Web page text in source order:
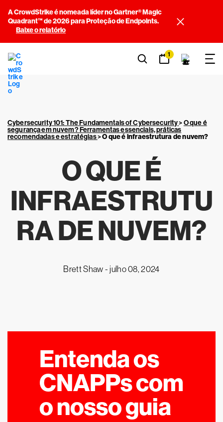
A CrowdStrike é nomeada líder no Gartner® Magic
Quadrant™ de 2026 para Proteção de Endpoints.
Baixe o relatório
1
Cybersecurity 101: The Fundamentals of Cybersecurity>O que é
segurança em nuvem? Ferramentas essenciais, práticas
recomendadas e estratégias>O que é infraestrutura de nuvem?
O QUE É
INFRAESTRUTU
RA DE NUVEM?
Brett Shaw - julho 08, 2024
Entenda os
CNAPPs com
o nosso guia